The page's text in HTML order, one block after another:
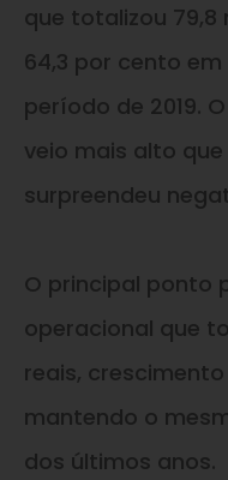
que totalizou 79,8
64,3 por cento
período de 2019.
veio mais alto
surpreendeu
O principal ponto
operacional que
reais,
mantendo o
dos últimos anos.